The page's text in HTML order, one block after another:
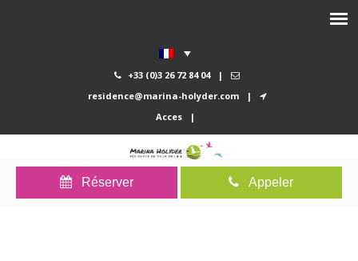
+33 (0)3 26 72 84 04
|
residence@marina-holyder.com
|
Acces
|
Réserver Appeler